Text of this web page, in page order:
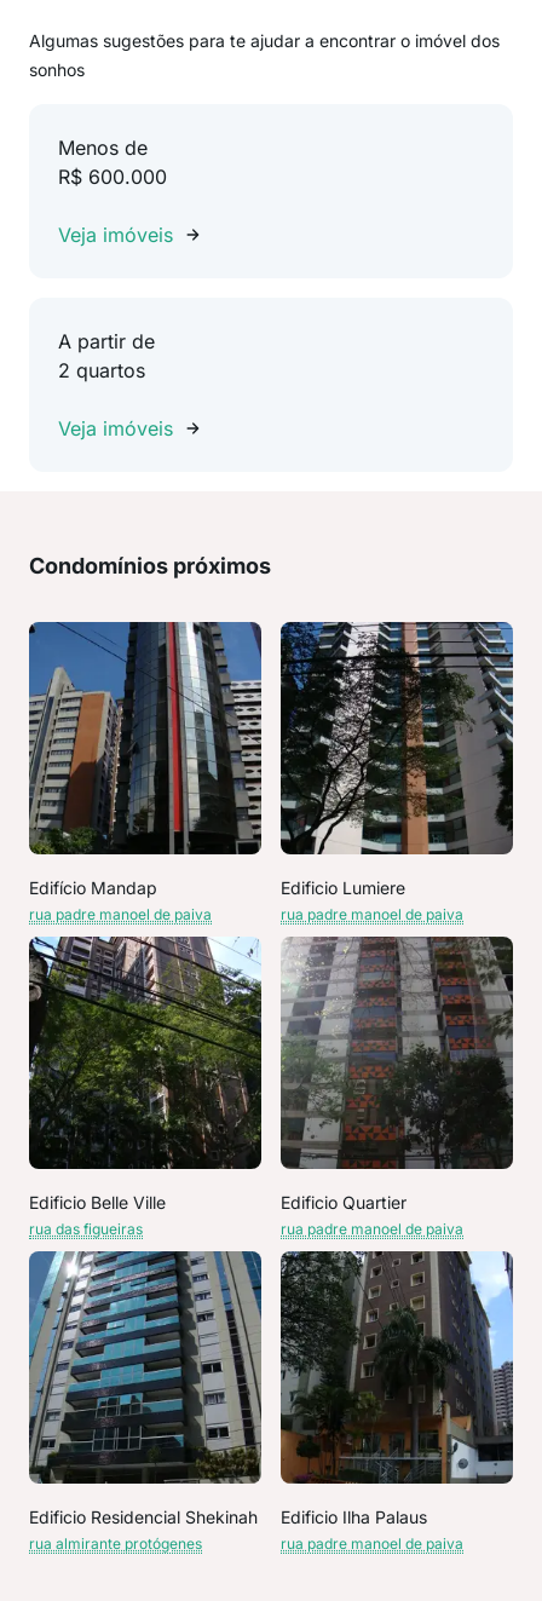
Algumas sugestões para te ajudar a encontrar o imóvel dos
sonhos
Menos de
R$ 600.000
Veja imóveis
A partir de
2 quartos
Veja imóveis
Condomínios próximos
Edifício Mandap
rua padre manoel de paiva
Edificio Lumiere
rua padre manoel de paiva
Edificio Belle Ville
rua das figueiras
Edificio Quartier
rua padre manoel de paiva
Edificio Residencial Shekinah
rua almirante protógenes
Edificio Ilha Palaus
rua padre manoel de paiva